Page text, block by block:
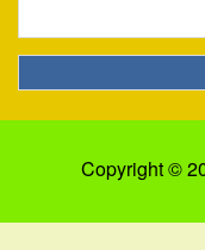
Copyright ©